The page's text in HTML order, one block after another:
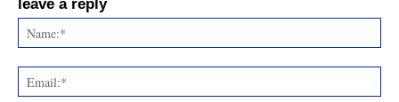
leave a reply